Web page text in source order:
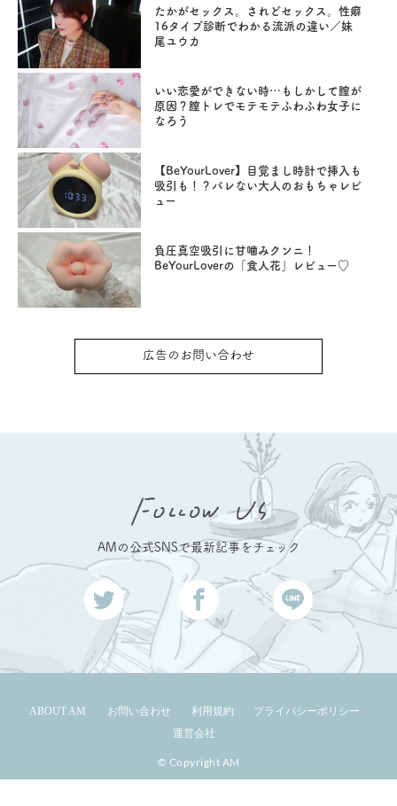
たかがセックス。されどセックス。性癖
16タイプ診断でわかる流派の違い／妹
尾ユウカ
いい恋愛ができない時…もしかして膣が
原因？膣トレでモテモテふわふわ女子に
なろう
【BeYourLover】目覚まし時計で挿入も
吸引も！？バレない大人のおもちゃレビ
ュー
負圧真空吸引に甘噛みクンニ！
BeYourLoverの「食人花」レビュー♡
広告のお問い合わせ
AMの公式SNSで最新記事をチェック
ABOUT AM お問い合わせ 利用規約
プライバシーポリシー
運営会社
© Copyright AM